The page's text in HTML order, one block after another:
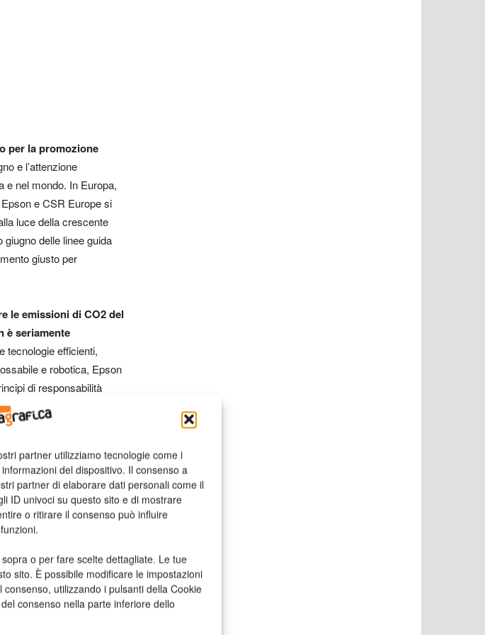
partner utilizziamo tecnologie come i
del dispositivo. Il consenso a
partner di elaborare dati personali come il
ID univoci su questo sito e di mostrare
o ritirare il consenso può influire
o per fare scelte dettagliate. Le tue
sito. È possibile modificare le impostazioni
utilizzando i pulsanti della Cookie
consenso nella parte inferiore dello
per la promozione
e l’attenzione
e nel mondo. In Europa,
e CSR Europe si
luce della crescente
giugno delle linee guida
giusto per
le emissioni di CO2 del
è seriamente
tecnologie efficienti,
e robotica, Epson
di responsabilità
una parte
con l’obiettivo di
ripetitive e in cui i
permettere di
d’impresa. Per
come noi, hanno
sociale
che ha aggiunto:
e a una società